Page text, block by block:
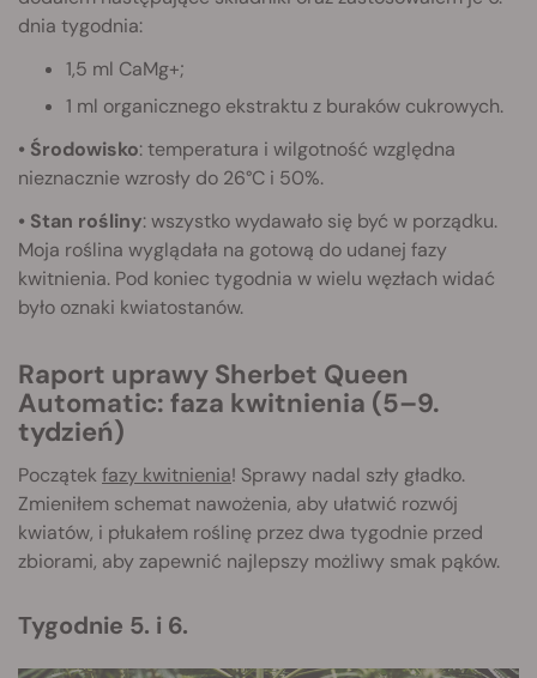
dnia tygodnia:
1,5 ml CaMg+;
1 ml organicznego ekstraktu z buraków cukrowych.
• Środowisko: temperatura i wilgotność względna
nieznacznie wzrosły do 26°C i 50%.
• Stan rośliny: wszystko wydawało się być w porządku.
Moja roślina wyglądała na gotową do udanej fazy
kwitnienia. Pod koniec tygodnia w wielu węzłach widać
było oznaki kwiatostanów.
Raport uprawy Sherbet Queen
Automatic: faza kwitnienia (5–9.
tydzień)
Początekfazy kwitnienia! Sprawy nadal szły gładko.
Zmieniłem schemat nawożenia, aby ułatwić rozwój
kwiatów, i płukałem roślinę przez dwa tygodnie przed
zbiorami, aby zapewnić najlepszy możliwy smak pąków.
Tygodnie 5. i 6.